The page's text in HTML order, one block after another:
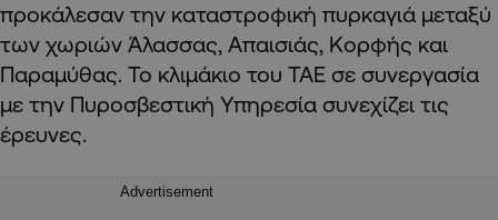
προκάλεσαν την καταστροφική πυρκαγιά μεταξύ
των χωριών Άλασσας, Απαισιάς, Κορφής και
Παραμύθας. Το κλιμάκιο του ΤΑΕ σε συνεργασία
με την Πυροσβεστική Υπηρεσία συνεχίζει τις
έρευνες.
Advertisement